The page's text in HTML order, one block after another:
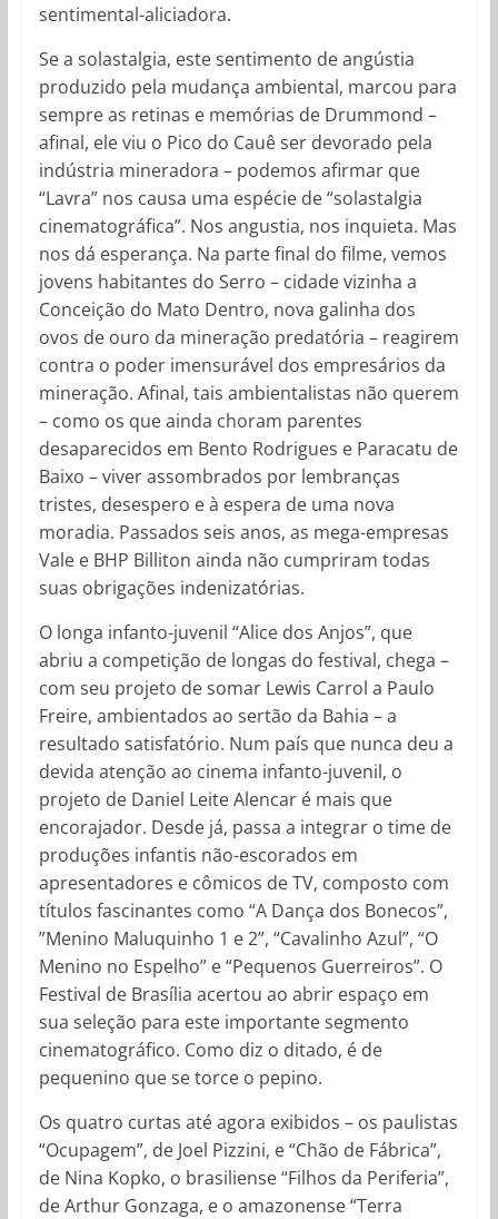
sentimental-aliciadora.
Se a solastalgia, este sentimento de angústia
produzido pela mudança ambiental, marcou para
sempre as retinas e memórias de Drummond –
afinal, ele viu o Pico do Cauê ser devorado pela
indústria mineradora – podemos afirmar que
“Lavra” nos causa uma espécie de “solastalgia
cinematográfica”. Nos angustia, nos inquieta. Mas
nos dá esperança. Na parte final do filme, vemos
jovens habitantes do Serro – cidade vizinha a
Conceição do Mato Dentro, nova galinha dos
ovos de ouro da mineração predatória – reagirem
contra o poder imensurável dos empresários da
mineração. Afinal, tais ambientalistas não querem
– como os que ainda choram parentes
desaparecidos em Bento Rodrigues e Paracatu de
Baixo – viver assombrados por lembranças
tristes, desespero e à espera de uma nova
moradia. Passados seis anos, as mega-empresas
Vale e BHP Billiton ainda não cumpriram todas
suas obrigações indenizatórias.
O longa infanto-juvenil “Alice dos Anjos”, que
abriu a competição de longas do festival, chega –
com seu projeto de somar Lewis Carrol a Paulo
Freire, ambientados ao sertão da Bahia – a
resultado satisfatório. Num país que nunca deu a
devida atenção ao cinema infanto-juvenil, o
projeto de Daniel Leite Alencar é mais que
encorajador. Desde já, passa a integrar o time de
produções infantis não-escorados em
apresentadores e cômicos de TV, composto com
títulos fascinantes como “A Dança dos Bonecos”,
”Menino Maluquinho 1 e 2”, “Cavalinho Azul”, “O
Menino no Espelho” e “Pequenos Guerreiros”. O
Festival de Brasília acertou ao abrir espaço em
sua seleção para este importante segmento
cinematográfico. Como diz o ditado, é de
pequenino que se torce o pepino.
Os quatro curtas até agora exibidos – os paulistas
“Ocupagem”, de Joel Pizzini, e “Chão de Fábrica”,
de Nina Kopko, o brasiliense “Filhos da Periferia”,
de Arthur Gonzaga, e o amazonense “Terra